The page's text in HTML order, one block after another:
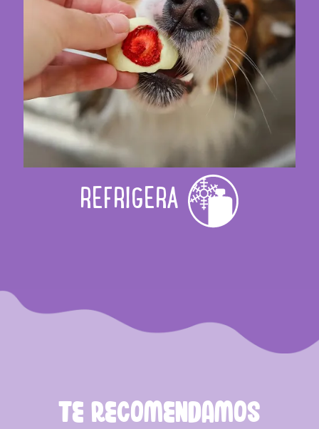
REFRIGERA
TE RECOMENDAMOS